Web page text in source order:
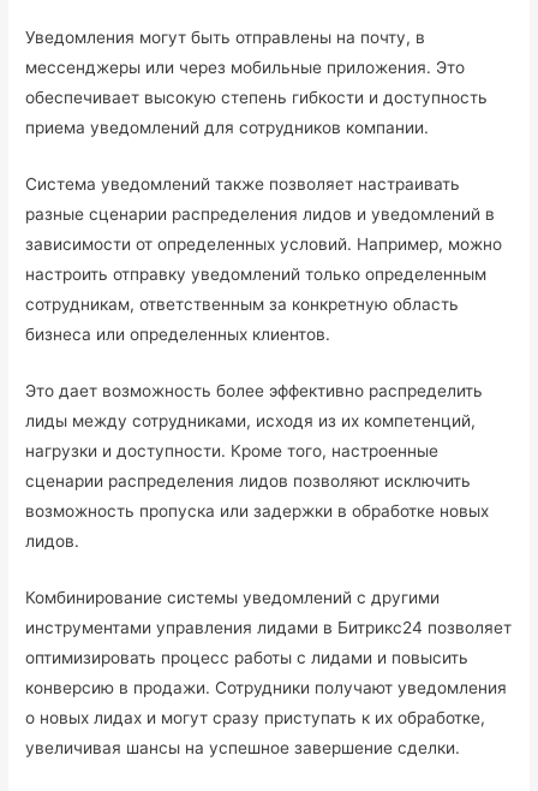
Уведомления могут быть отправлены на почту, в
мессенджеры или через мобильные приложения. Это
обеспечивает высокую степень гибкости и доступность
приема уведомлений для сотрудников компании.
Система уведомлений также позволяет настраивать
разные сценарии распределения лидов и уведомлений в
зависимости от определенных условий. Например, можно
настроить отправку уведомлений только определенным
сотрудникам, ответственным за конкретную область
бизнеса или определенных клиентов.
Это дает возможность более эффективно распределить
лиды между сотрудниками, исходя из их компетенций,
нагрузки и доступности. Кроме того, настроенные
сценарии распределения лидов позволяют исключить
возможность пропуска или задержки в обработке новых
лидов.
Комбинирование системы уведомлений с другими
инструментами управления лидами в Битрикс24 позволяет
оптимизировать процесс работы с лидами и повысить
конверсию в продажи. Сотрудники получают уведомления
о новых лидах и могут сразу приступать к их обработке,
увеличивая шансы на успешное завершение сделки.